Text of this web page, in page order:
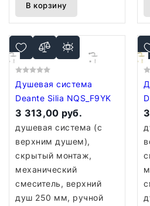
В корзину
Душевая система
Deante Silia NQS_F9YK
3 313,00 руб.
душевая система (с
верхним душем),
скрытый монтаж,
механический
смеситель, верхний
душ 250 мм, ручной